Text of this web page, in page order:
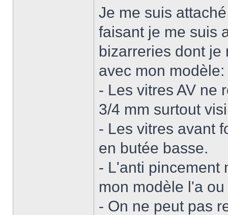
Je me suis
faisant je me suis
bizarreries dont je
avec mon modèle:
- Les vitres AV ne
3/4 mm surtout
- Les vitres avant
en butée basse.
- L'anti pincement
mon modèle l'a
- On ne peut pas